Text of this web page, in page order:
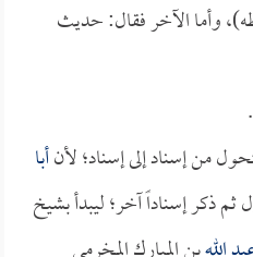
وأما الآخر فقال: حديث
من إسناد إلى إسناد؛ لأنأبا
ثم ذكر إسناداً آخر؛ ليبدأ بشيخ